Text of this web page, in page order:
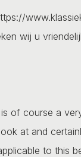
wij u
of course a
at and
to this